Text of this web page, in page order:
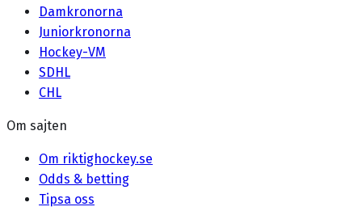
Damkronorna
Juniorkronorna
Hockey-VM
SDHL
CHL
Om sajten
Om riktighockey.se
Odds & betting
Tipsa oss